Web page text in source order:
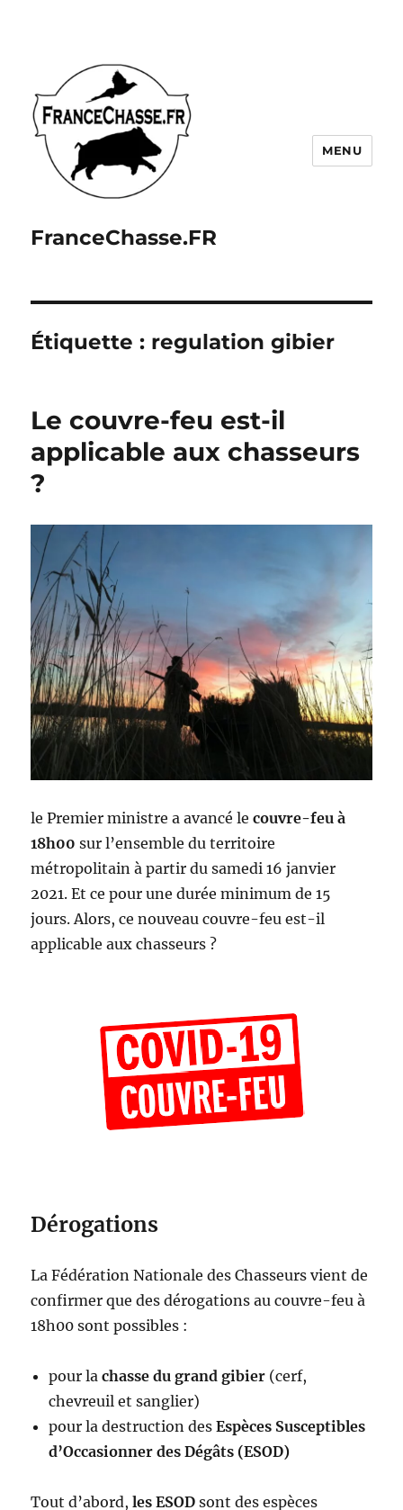
FranceChasse.FR
MENU
Étiquette : regulation gibier
Le couvre-feu est-il
applicable aux chasseurs
?
le Premier ministre a avancé lecouvre-feu à
18h00 sur l’ensemble du territoire
métropolitain à partir du samedi 16 janvier
2021. Et ce pour une durée minimum de 15
jours. Alors, ce nouveau couvre-feu est-il
applicable aux chasseurs ?
Dérogations
La Fédération Nationale des Chasseurs vient de
confirmer que des dérogations au couvre-feu à
18h00 sont possibles :
pour lachasse du grand gibier (cerf,
chevreuil et sanglier)
pour la destruction desEspèces Susceptibles
d’Occasionner des Dégâts (ESOD)
Tout d’abord,les ESOD sont des espèces